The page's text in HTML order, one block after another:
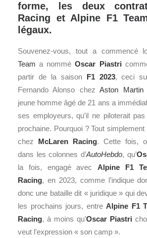
forme, les deux
Racing et Alpine F1
légaux.
Souvenez-vous, tout a commencé
Team a nomméOscar Piastri
partir de la saison F12023, ceci
Fernando Alonso chezAston Martin
jeune homme âgé de 21 ans a
ses employeurs, qu’il ne piloterait
prochaine. Pourquoi ? Tout
chez McLaren Racing. Cette fois,
dans les colonnes d’AutoHebdo, qu’
la fois, engagé avec Alpine F1
Racing, en 2023, comme l’indique
donc une bataille dit « juridique » qui
les prochains jours, entre Alpine F1
Racing, à moins qu’Oscar Piastri
veut l’expression « son camp ».